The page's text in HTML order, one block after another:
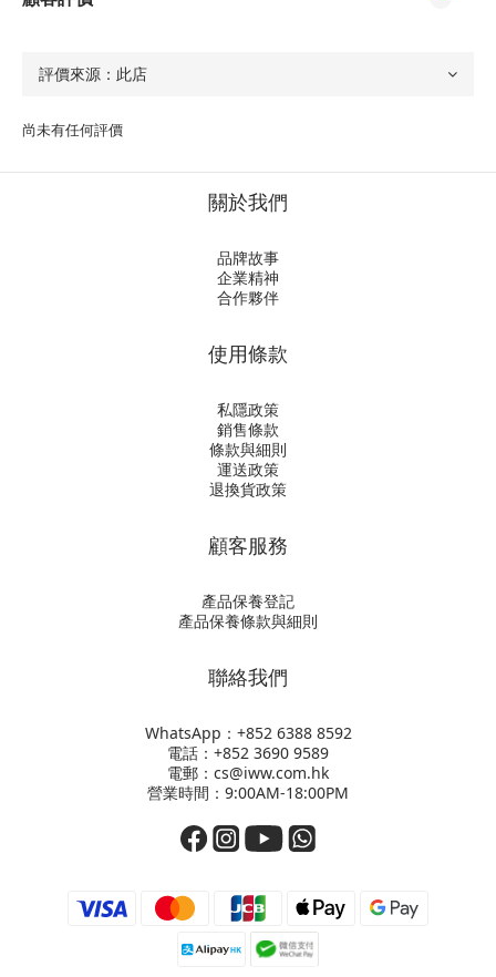
尚未有任何評價
關於我們
品牌故事
企業精神
合作夥伴
使用條款
私隱政策
銷售條款
條款與細則
運送政策
退換貨政策
顧客服務
產品保養登記
產品保養條款與細則
聯絡我們
WhatsApp：+852 6388 8592
電話：+852 3690 9589
電郵：cs@iww.com.hk
營業時間：9:00AM-18:00PM